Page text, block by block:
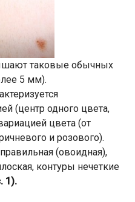
таковые обычных
5 мм).
(центр одного цвета,
цвета (от
и розового).
(овоидная),
контуры нечеткие
1).